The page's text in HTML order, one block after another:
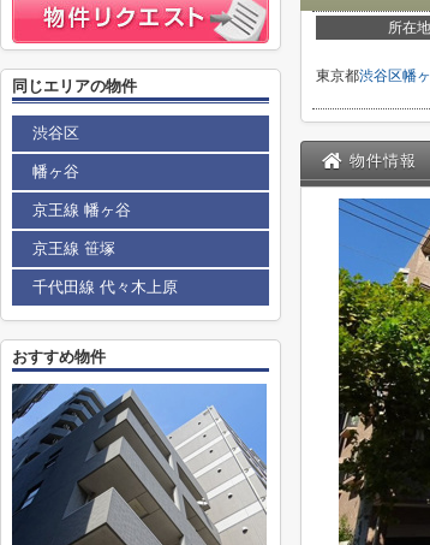
所在地
東京都渋谷区幡
物件情報
同じエリアの物件
渋谷区
幡ヶ谷
京王線 幡ヶ谷
京王線 笹塚
千代田線 代々木上原
おすすめ物件